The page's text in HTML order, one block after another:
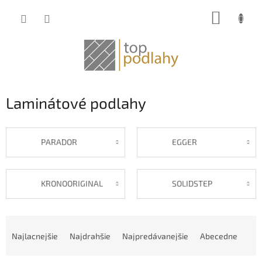
Laminátové podlahy
PARADOR EGGER
KRONOORIGINAL SOLIDSTEP
Najlacnejšie Najdrahšie Najpredávanejšie Abecedne